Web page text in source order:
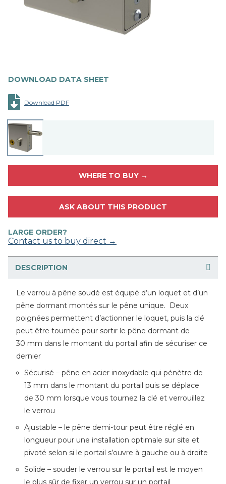
DOWNLOAD DATA SHEET
Download PDF
WHERE TO BUY →
ASK ABOUT THIS PRODUCT
LARGE ORDER?
Contact us to buy direct →
DESCRIPTION
Le verrou à pêne soudé est équipé d’un loquet et d’un
pêne dormant montés sur le pêne unique. Deux
poignées permettent d’actionner le loquet, puis la clé
peut être tournée pour sortir le pêne dormant de
30 mm dans le montant du portail afin de sécuriser ce
dernier
Sécurisé – pêne en acier inoxydable qui pénètre de
13 mm dans le montant du portail puis se déplace
de 30 mm lorsque vous tournez la clé et verrouillez
le verrou
Ajustable – le pêne demi-tour peut être réglé en
longueur pour une installation optimale sur site et
pivoté selon si le portail s’ouvre à gauche ou à droite
Solide – souder le verrou sur le portail est le moyen
le plus sûr de fixer un verrou sur un portail